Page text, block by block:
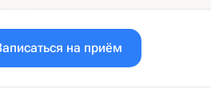
на приём